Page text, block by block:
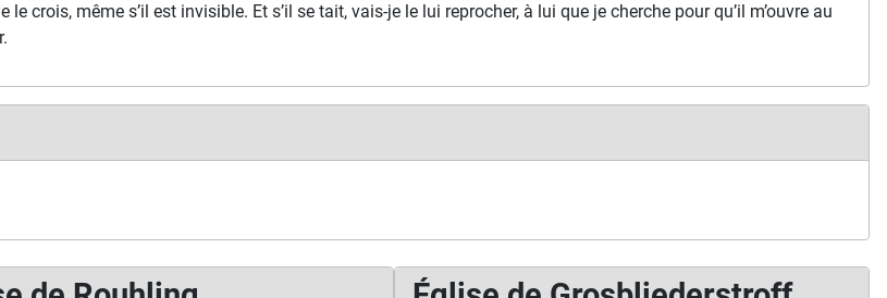
crois, même s’il est invisible. Et s’il se tait, vais-je le lui reprocher, à lui que je cherche pour qu’il m’ouvre au